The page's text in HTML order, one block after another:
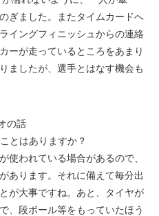
ぎました。またタイムカードへ
イングフィニッシュからの連絡
ーが走っているところをあまり
ましたが、選手とはなす機会も
の話
とはありますか？
使われている場合があるので、
あります。それに備えて毎分出
が大事ですね。あと、タイヤが
、段ボール等をもっていたほう